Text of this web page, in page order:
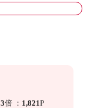
3倍 ： 1,821P